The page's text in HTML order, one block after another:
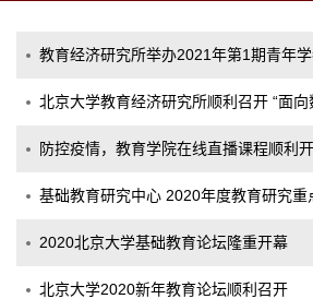
教育经济研究所举办2021年第1期青年
北京大学教育经济研究所顺利召开 “面
防控疫情，教育学院在线直播课程顺利
基础教育研究中心 2020年度教育研究
2020北京大学基础教育论坛隆重开幕
北京大学2020新年教育论坛顺利召开